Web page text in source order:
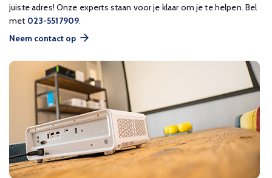
juiste adres! Onze experts staan voor je klaar om je te helpen. Bel
met 023-5517909.
Neem contact op